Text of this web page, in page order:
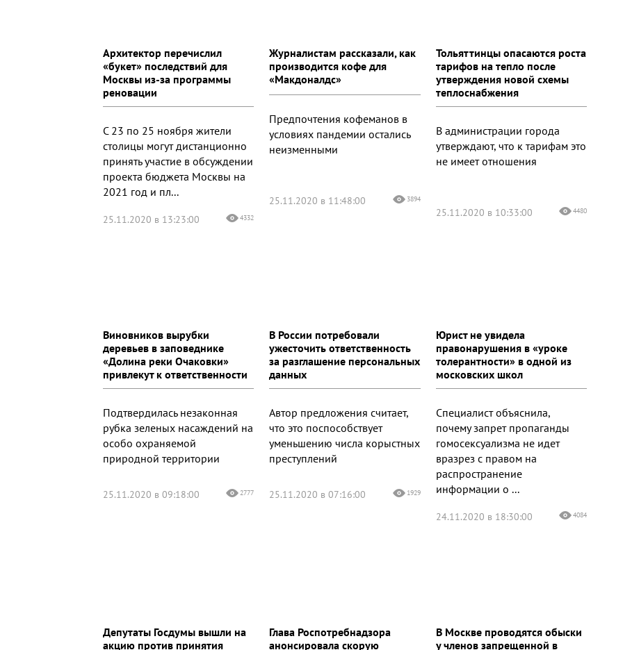
Архитектор перечислил
«букет» последствий для
Москвы из-за программы
реновации
С 23 по 25 ноября жители
столицы могут дистанционно
принять участие в обсуждении
проекта бюджета Москвы на
2021 год и пл...
25.11.2020 в 13:23:00 4332
Журналистам рассказали, как
производится кофе для
«Макдоналдс»
Предпочтения кофеманов в
условиях пандемии остались
неизменными
25.11.2020 в 11:48:00 3894
Тольяттинцы опасаются роста
тарифов на тепло после
утверждения новой схемы
теплоснабжения
В администрации города
утверждают, что к тарифам это
не имеет отношения
25.11.2020 в 10:33:00 4480
Виновников вырубки
деревьев в заповеднике
«Долина реки Очаковки»
привлекут к ответственности
Подтвердилась незаконная
рубка зеленых насаждений на
особо охраняемой
природной территории
25.11.2020 в 09:18:00 2777
В России потребовали
ужесточить ответственность
за разглашение персональных
данных
Автор предложения считает,
что это поспособствует
уменьшению числа корыстных
преступлений
25.11.2020 в 07:16:00 1929
Юрист не увидела
правонарушения в «уроке
толерантности» в одной из
московских школ
Специалист объяснила,
почему запрет пропаганды
гомосексуализма не идет
вразрез с правом на
распространение
информации о ...
24.11.2020 в 18:30:00 4084
Депутаты Госдумы вышли на
акцию против принятия
Глава Роспотребнадзора
анонсировала скорую
В Москве проводятся обыски
у членов запрещенной в